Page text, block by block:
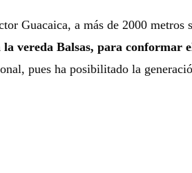
Guacaica, a más de 2000
vereda Balsas, para conformar
pues ha posibilitado la